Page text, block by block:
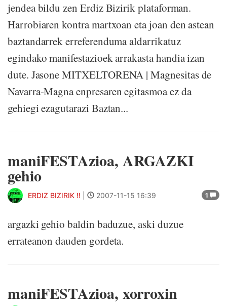
jendea bildu zen Erdiz Bizirik plataforman.
Harrobiaren kontra martxoan eta joan den astean
baztandarrek erreferenduma aldarrikatuz
egindako manifestazioek arrakasta handia izan
dute. Jasone MITXELTORENA | Magnesitas de
Navarra-Magna enpresaren egitasmoa ez da
gehiegi ezagutarazi Baztan...
maniFESTAzioa, ARGAZKI
gehio
1
ERDIZ BIZIRIK !! 2007-11-15 16:39
argazki gehio baldin baduzue, aski duzue
errateanon dauden gordeta.
maniFESTAzioa, xorroxin